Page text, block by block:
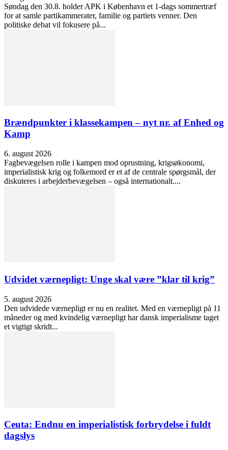
Søndag den 30.8. holder APK i København et 1-dags sommertræf
for at samle partikammerater, familie og partiets venner. Den
politiske debat vil fokusere på...
Brændpunkter i klassekampen – nyt nr. af Enhed og
Kamp
6. august 2026
Fagbevægelsen rolle i kampen mod oprustning, krigsøkonomi,
imperialistisk krig og folkemord er et af de centrale spørgsmål, der
diskuteres i arbejderbevægelsen – også internationalt....
Udvidet værnepligt: Unge skal være ”klar til krig”
5. august 2026
Den udvidede værnepligt er nu en realitet. Med en værnepligt på 11
måneder og med kvindelig værnepligt har dansk imperialisme taget
et vigtigt skridt...
Ceuta: Endnu en imperialistisk forbrydelse i fuldt
dagslys